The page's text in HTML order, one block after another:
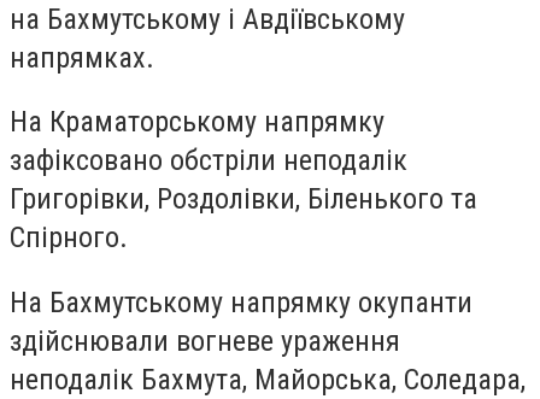
на Бахмутському і Авдіївському
напрямках.
На Краматорському напрямку
зафіксовано обстріли неподалік
Григорівки, Роздолівки, Біленького та
Спірного.
На Бахмутському напрямку окупанти
здійснювали вогневе ураження
неподалік Бахмута, Майорська, Соледара,